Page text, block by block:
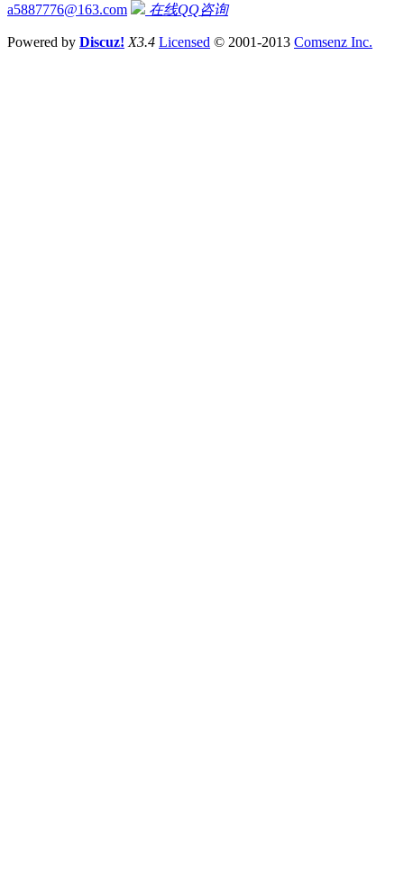
a5887776@163.com 在线QQ咨询
Powered by Discuz! X3.4 Licensed © 2001-2013 Comsenz Inc.